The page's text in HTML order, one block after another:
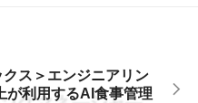
ス＞エンジニアリン
が利用するAI食事管理